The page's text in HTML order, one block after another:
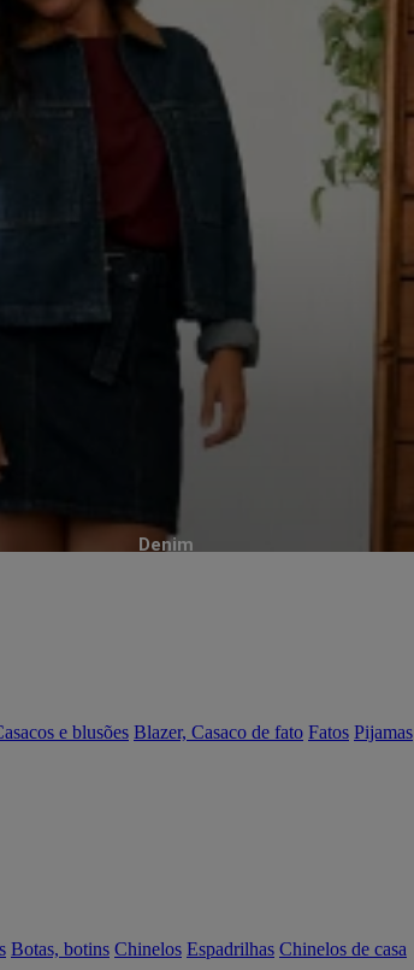
Denim
e blusões Blazer, Casaco de fato Fatos Pijamas
Botas, botins Chinelos Espadrilhas Chinelos de casa